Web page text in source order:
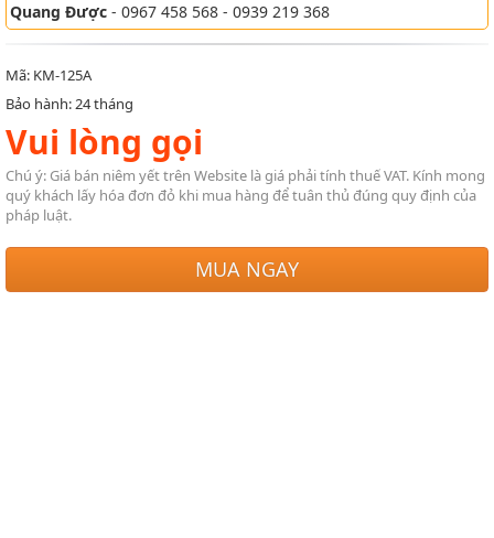
Quang Được - 0967 458 568 - 0939 219 368
Mã: KM-125A
Bảo hành: 24 tháng
Vui lòng gọi
Chú ý: Giá bán niêm yết trên Website là giá phải tính thuế VAT. Kính mong
quý khách lấy hóa đơn đỏ khi mua hàng để tuân thủ đúng quy định của
pháp luật.
MUA NGAY